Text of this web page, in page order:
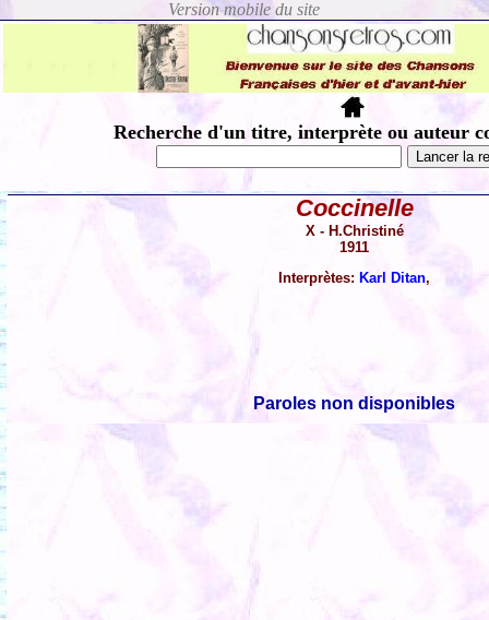
Recherche d'un titre, interprète ou auteur
Coccinelle
X - H.Christiné
1911
Interprètes: Karl Ditan,
Paroles non disponibles